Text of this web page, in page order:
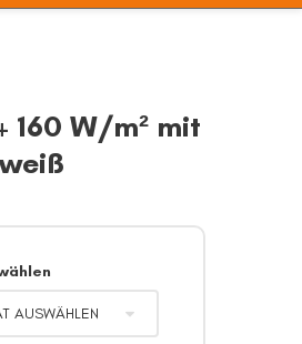
160 W/m² mit